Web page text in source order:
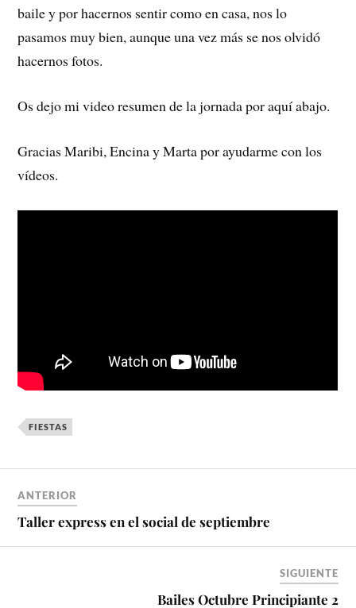
baile y por hacernos sentir como en casa, nos lo
pasamos muy bien, aunque una vez más se nos olvidó
hacernos fotos.
Os dejo mi video resumen de la jornada por aquí abajo.
Gracias Maribi, Encina y Marta por ayudarme con los
vídeos.
FIESTAS
ANTERIOR
Taller express en el social de septiembre
SIGUIENTE
Bailes Octubre Principiante 2